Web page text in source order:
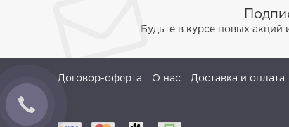
Будьте в курсе новых
Договор-оферта О нас Доставка и оплата